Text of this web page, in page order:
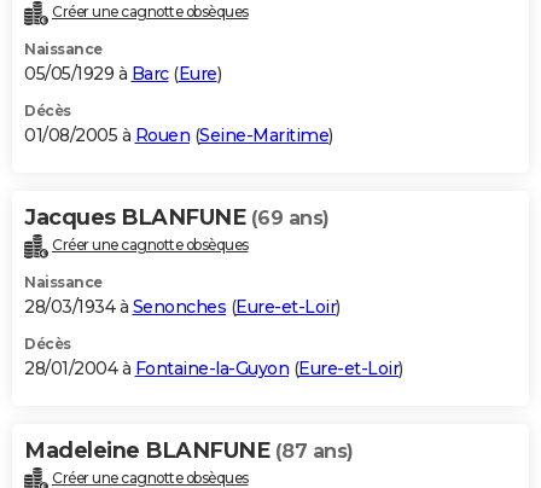
Créer une cagnotte obsèques
Naissance
05/05/1929 à Barc(Eure)
Décès
01/08/2005 à Rouen (Seine-Maritime)
Jacques BLANFUNE (69 ans)
Créer une cagnotte obsèques
Naissance
28/03/1934 à Senonches (Eure-et-Loir)
Décès
28/01/2004 à Fontaine-la-Guyon (Eure-et-Loir)
Madeleine BLANFUNE (87 ans)
Créer une cagnotte obsèques